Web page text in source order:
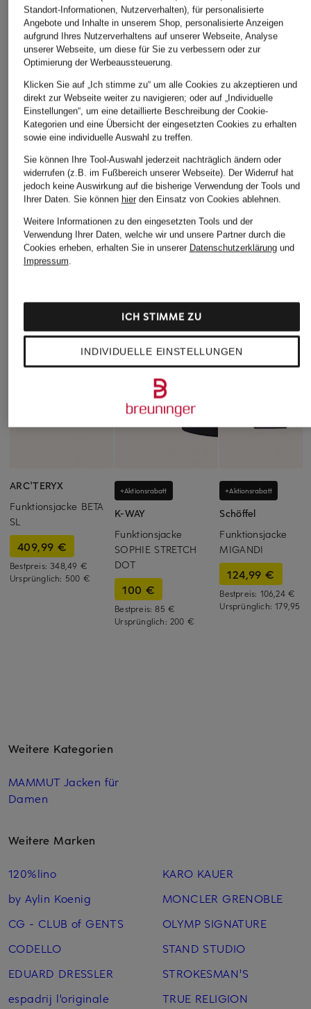
ÄHNLICHE ARTIKEL ENTDECKEN
ARC'TERYX
Funktionsjacke BETA
SL
409,99 €
Bestpreis:348,49 €
Ursprünglich: 500 €
+Aktionsrabatt
K-WAY
Funktionsjacke
SOPHIE STRETCH
DOT
100 €
Bestpreis:85 €
Ursprünglich: 200 €
+Aktionsrabatt
Schöffel
Funktionsjacke
MIGANDI
124,99 €
Bestpreis: 106,24 €
Ursprünglich:179,95 €
Weitere Kategorien
MAMMUT Jacken für
Damen
Weitere Marken
120%lino
by Aylin Koenig
CG - CLUB of GENTS
CODELLO
EDUARD DRESSLER
espadrij l'originale
KARO KAUER
MONCLER GRENOBLE
OLYMP SIGNATURE
STAND STUDIO
STROKESMAN'S
TRUE RELIGION
Standort-Informationen, Nutzerverhalten), für personalisierte
Angebote und Inhalte in unserem Shop, personalisierte Anzeigen
aufgrund Ihres Nutzerverhaltens auf unserer Webseite, Analyse
unserer Webseite, um diese für Sie zu verbessern oder zur
Optimierung der Werbeaussteuerung.
Klicken Sie auf „Ich stimme zu“ um alle Cookies zu akzeptieren und
direkt zur Webseite weiter zu navigieren; oder auf „Individuelle
Einstellungen“, um eine detaillierte Beschreibung der Cookie-
Kategorien und eine Übersicht der eingesetzten Cookies zu erhalten
sowie eine individuelle Auswahl zu treffen.
Sie können Ihre Tool-Auswahl jederzeit nachträglich ändern oder
widerrufen (z.B. im Fußbereich unserer Webseite). Der Widerruf hat
jedoch keine Auswirkung auf die bisherige Verwendung der Tools und
Ihrer Daten. Sie können hierden Einsatz von Cookies ablehnen.
Weitere Informationen zu den eingesetzten Tools und der
Verwendung Ihrer Daten, welche wir und unsere Partner durch die
Cookies erheben, erhalten Sie in unserer Datenschutzerklärungund
Impressum.
INDIVIDUELLE EINSTELLUNGEN
ICH STIMME ZU